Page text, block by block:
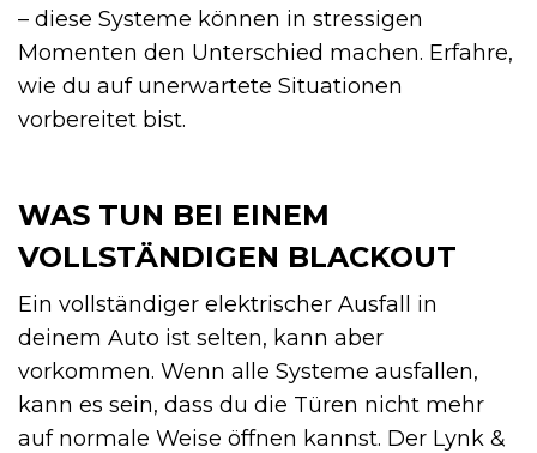
– diese Systeme können in stressigen
Momenten den Unterschied machen. Erfahre,
wie du auf unerwartete Situationen
vorbereitet bist.
WAS TUN BEI EINEM
VOLLSTÄNDIGEN BLACKOUT
Ein vollständiger elektrischer Ausfall in
deinem Auto ist selten, kann aber
vorkommen. Wenn alle Systeme ausfallen,
kann es sein, dass du die Türen nicht mehr
auf normale Weise öffnen kannst. Der Lynk &